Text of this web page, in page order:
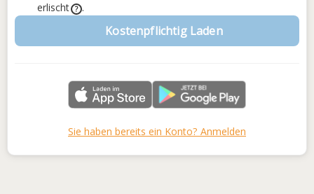
erlischt
? .
Kostenpflichtig Laden
Sie haben bereits ein Konto? Anmelden